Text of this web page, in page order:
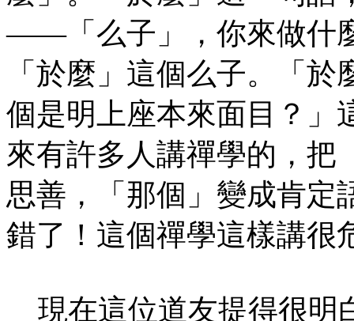
——「么子」，你來做什
「於麼」這個么子。「
個是明上座本來面目？」
來有許多人講禪學的，把
思善，「那個」變成肯定
錯了！這個禪學這樣講很
現在這位道友提得很明